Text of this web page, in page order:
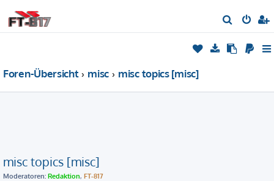
u
c
Foren-Übersicht misc misc topics [misc]
misc topics [misc]
Moderatoren: Redaktion, FT-817